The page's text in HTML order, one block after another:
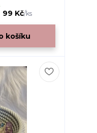
99 Kč/ks
košíku